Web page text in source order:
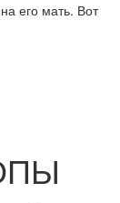
его мать. Вот